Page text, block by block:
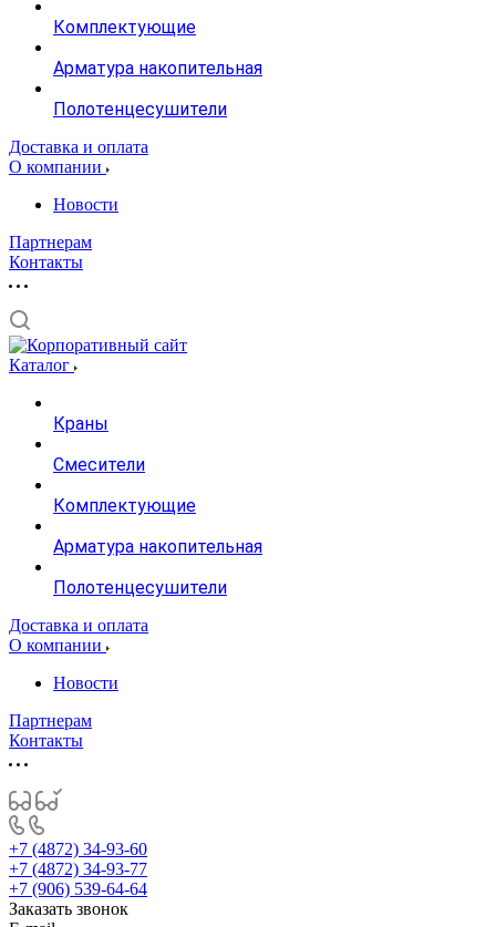
Комплектующие
Арматура накопительная
Полотенцесушители
Доставка и оплата
О компании
Новости
Партнерам
Контакты
Каталог
Краны
Смесители
Комплектующие
Арматура накопительная
Полотенцесушители
Доставка и оплата
О компании
Новости
Партнерам
Контакты
+7 (4872) 34-93-60
+7 (4872) 34-93-77
+7 (906) 539-64-64
Заказать звонок